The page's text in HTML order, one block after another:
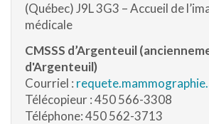
(Québec) J9L 3G3 – Accueil de
médicale
CMSSS d’Argenteuil
d'Argenteuil)
Courriel :
Télécopieur : 450 566-3308
Téléphone: 450 562-3713